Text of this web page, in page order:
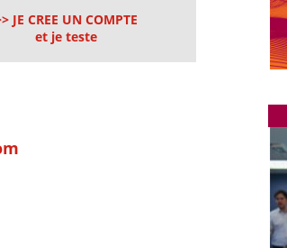
JE CREE UN COMPTE
et je teste